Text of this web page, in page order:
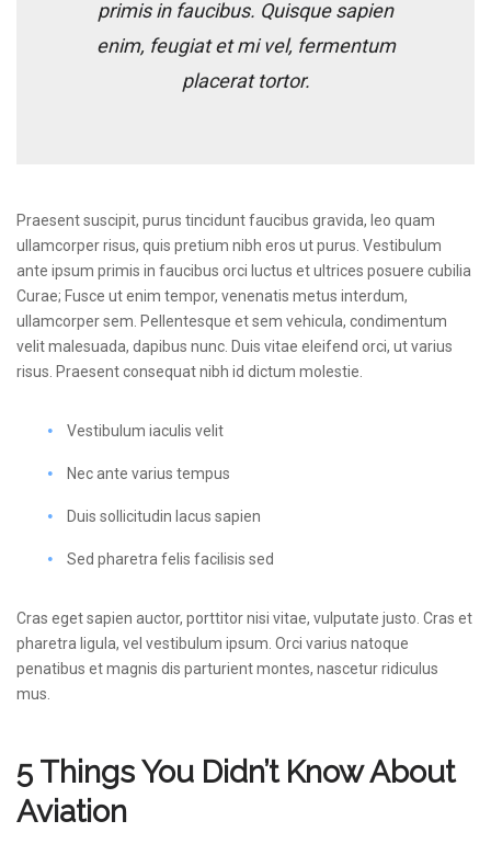
primis in faucibus. Quisque sapien
enim, feugiat et mi vel, fermentum
placerat tortor.
Praesent suscipit, purus tincidunt faucibus gravida, leo quam
ullamcorper risus, quis pretium nibh eros ut purus. Vestibulum
ante ipsum primis in faucibus orci luctus et ultrices posuere cubilia
Curae; Fusce ut enim tempor, venenatis metus interdum,
ullamcorper sem. Pellentesque et sem vehicula, condimentum
velit malesuada, dapibus nunc. Duis vitae eleifend orci, ut varius
risus. Praesent consequat nibh id dictum molestie.
Vestibulum iaculis velit
Nec ante varius tempus
Duis sollicitudin lacus sapien
Sed pharetra felis facilisis sed
Cras eget sapien auctor, porttitor nisi vitae, vulputate justo. Cras et
pharetra ligula, vel vestibulum ipsum. Orci varius natoque
penatibus et magnis dis parturient montes, nascetur ridiculus
mus.
5 Things You Didn’t Know About
Aviation